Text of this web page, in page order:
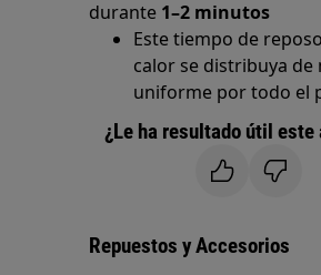
durante 1–2 minutos
Este tiempo de
calor se distribuya de
uniforme por todo el
¿Le ha resultado útil
Repuestos y Accesorios